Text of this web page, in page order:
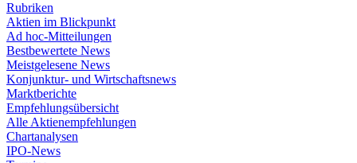
Rubriken
Aktien im Blickpunkt
Ad hoc-Mitteilungen
Bestbewertete News
Meistgelesene News
Konjunktur- und Wirtschaftsnews
Marktberichte
Empfehlungsübersicht
Alle Aktienempfehlungen
Chartanalysen
IPO-News